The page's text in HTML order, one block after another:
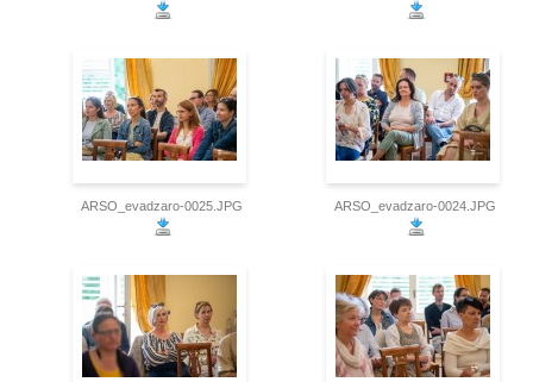
ARSO_evadzaro-0025.JPG ARSO_evadzaro-0024.JPG